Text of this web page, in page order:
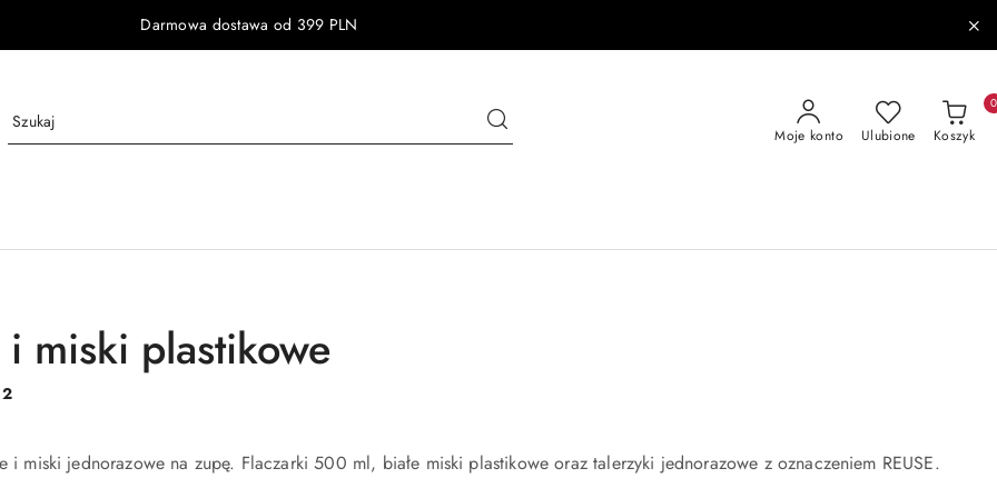
Darmowa dostawa od 399 PLN
Moje konto Ulubione Koszyk
0
i miski plastikowe
2
i miski jednorazowe na zupę. Flaczarki 500 ml, białe miski plastikowe oraz talerzyki jednorazowe z oznaczeniem REUSE.